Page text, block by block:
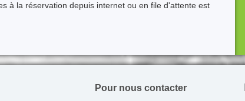
à la réservation depuis internet ou en file d'attente est
Pour nous contacter